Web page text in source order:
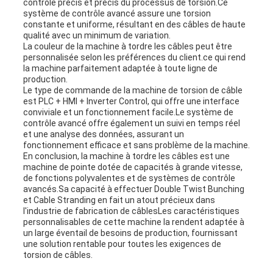
contrôle précis et précis du processus de torsion.Ce
système de contrôle avancé assure une torsion
constante et uniforme, résultant en des câbles de haute
qualité avec un minimum de variation.
La couleur de la machine à tordre les câbles peut être
personnalisée selon les préférences du client.ce qui rend
la machine parfaitement adaptée à toute ligne de
production.
Le type de commande de la machine de torsion de câble
est PLC + HMI + Inverter Control, qui offre une interface
conviviale et un fonctionnement facile.Le système de
contrôle avancé offre également un suivi en temps réel
et une analyse des données, assurant un
fonctionnement efficace et sans problème de la machine.
En conclusion, la machine à tordre les câbles est une
machine de pointe dotée de capacités à grande vitesse,
de fonctions polyvalentes et de systèmes de contrôle
avancés.Sa capacité à effectuer Double Twist Bunching
et Cable Stranding en fait un atout précieux dans
l'industrie de fabrication de câblesLes caractéristiques
personnalisables de cette machine la rendent adaptée à
un large éventail de besoins de production, fournissant
une solution rentable pour toutes les exigences de
torsion de câbles.